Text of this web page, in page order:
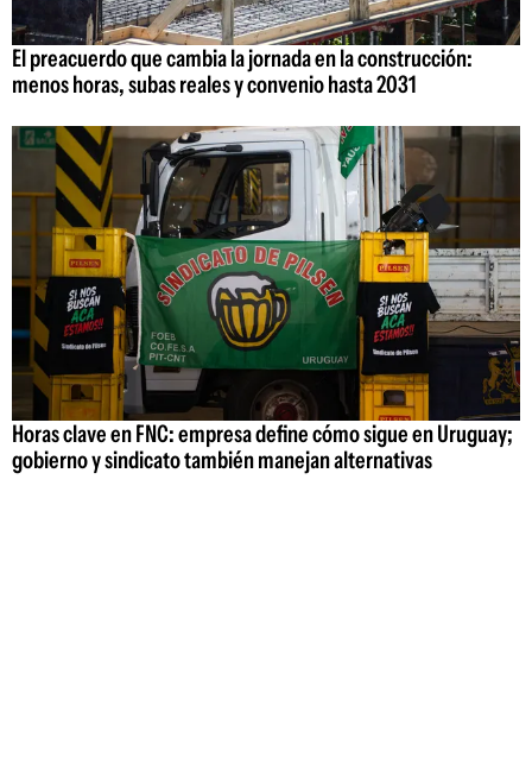
El preacuerdo que cambia la jornada en la construcción:
menos horas, subas reales y convenio hasta 2031
Horas clave en FNC: empresa define cómo sigue en Uruguay;
gobierno y sindicato también manejan alternativas